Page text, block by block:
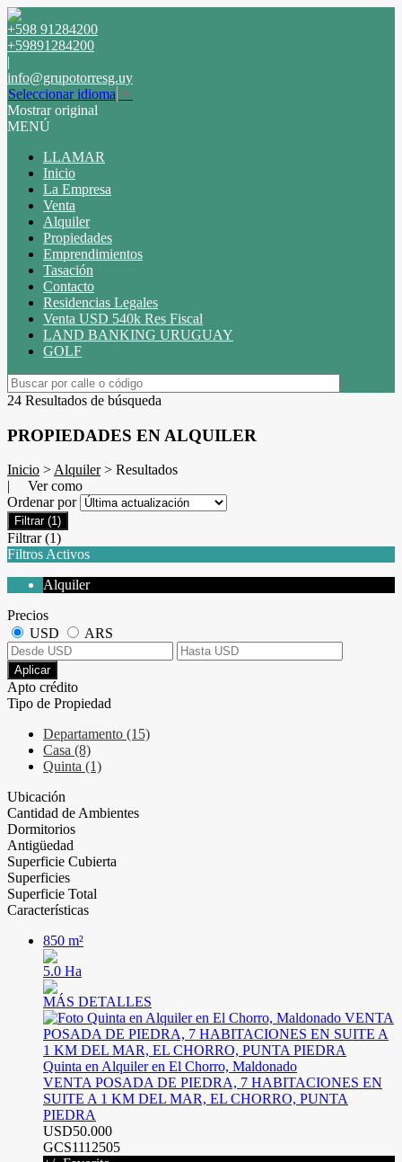
+598 91284200
+59891284200
|
info@grupotorresg.uy
Seleccionar idioma ▼
Mostrar original
MENÚ
LLAMAR
Inicio
La Empresa
Venta
Alquiler
Propiedades
Emprendimientos
Tasación
Contacto
Residencias Legales
Venta USD 540k Res Fiscal
LAND BANKING URUGUAY
GOLF
24 Resultados de búsqueda
PROPIEDADES EN ALQUILER
Inicio >Alquiler> Resultados
| Ver como
Ordenar por
Filtrar (1)
Filtrar (1)
Filtros Activos
Alquiler
Precios
USD
ARS
Aplicar
Apto crédito
Tipo de Propiedad
Departamento (15)
Casa (8)
Quinta (1)
Ubicación
Cantidad de Ambientes
Dormitorios
Antigüedad
Superficie Cubierta
Superficies
Superficie Total
Características
850 m²
5.0 Ha
MÁS DETALLES
Quinta en Alquiler en El Chorro, Maldonado
VENTA POSADA DE PIEDRA, 7 HABITACIONES EN
SUITE A 1 KM DEL MAR, EL CHORRO, PUNTA
PIEDRA
USD50.000
GCS1112505